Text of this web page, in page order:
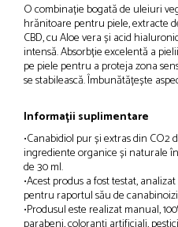
O combinație bogată de uleiuri
hrănitoare pentru piele, extracte
CBD, cu Aloe vera și acid
intensă. Absorbție excelentă a
pe piele pentru a proteja zona
se stabilească. Îmbunătățește
Informații suplimentare
•Canabidiol pur și extras din CO2
ingrediente organice și naturale
de 30 ml.
•Acest produs a fost testat,
pentru raportul său de
•Produsul este realizat manual,